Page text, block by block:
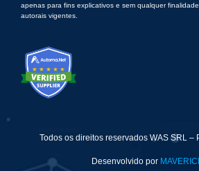
apenas para fins explicativos e sem qualquer
autorais vigentes.
Todos os direitos reservados WAS SRL –
Desenvolvido por